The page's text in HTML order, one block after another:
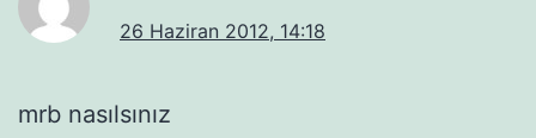
26 Haziran 2012, 14:18
mrb nasılsınız